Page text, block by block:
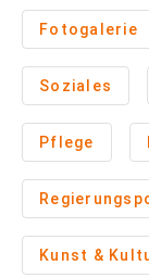
Fotogalerie
Soziales
Pflege
Kunst &